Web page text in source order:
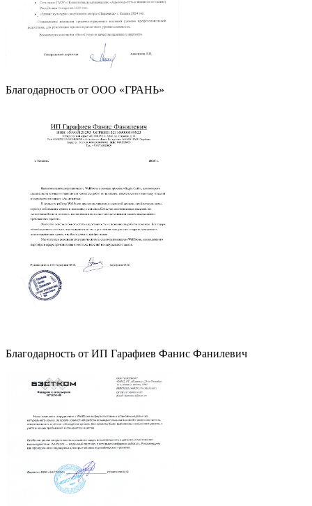
Благодарность от OOO «ГРАНЬ»
Благодарность от ИП Гарафиев Фанис Фанилевич